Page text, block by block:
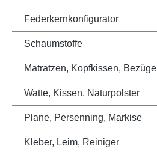
Federkernkonfigurator
Schaumstoffe
Matratzen, Kopfkissen, Bezüge
Watte, Kissen, Naturpolster
Plane, Persenning, Markise
Kleber, Leim, Reiniger